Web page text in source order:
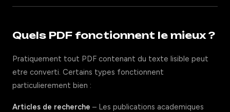
Quels PDF fonctionnent le mieux ?
Pratiquement tout PDF contenant du texte lisible peut
etre converti. Certains types fonctionnent
particulierement bien :
Articles de recherche – Les publications academiques